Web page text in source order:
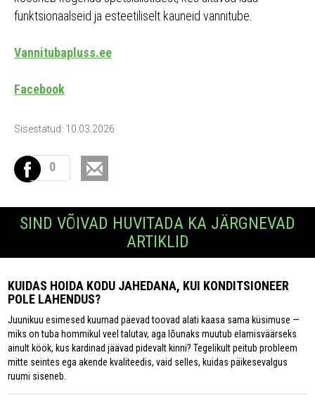
funktsionaalseid ja esteetiliselt kauneid vannitube.
Vannitubapluss.ee
Facebook
Sisestatud: 10.03.2026
0
SIND VÕIVAD HUVITADA KA JÄRGNEVAD
ARTIKLID
KUIDAS HOIDA KODU JAHEDANA, KUI KONDITSIONEER
POLE LAHENDUS?
Juunikuu esimesed kuumad päevad toovad alati kaasa sama küsimuse —
miks on tuba hommikul veel talutav, aga lõunaks muutub elamisväärseks
ainult köök, kus kardinad jäävad pidevalt kinni? Tegelikult peitub probleem
mitte seintes ega akende kvaliteedis, vaid selles, kuidas päikesevalgus
ruumi siseneb.